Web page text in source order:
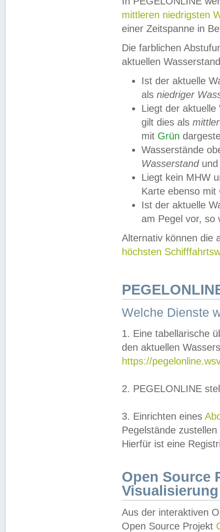
mittleren niedrigsten
einer Zeitspanne in
Die farblichen
aktuellen
Ist der aktuelle
als niedriger
Liegt der
gilt dies als
mit Grün
Wasserstände
Wasserstandund
Liegt kein MHW
Karte ebenso mit
Ist der aktuelle
am Pegel vor,
Alternativ können die
höchsten
Welche Dienste
1. Eine tabellarische
den aktuellen
https://
2. PEGELONLINE
3. Einrichten eines
Pegelstände
Hierfür ist eine
Open Source
Visualisierung
Aus der interaktiven
Open Source Projekt